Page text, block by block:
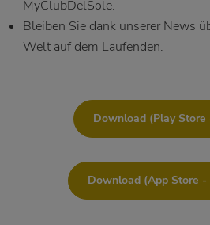
MyClubDelSole.
Bleiben Sie dank unserer News
Welt auf dem Laufenden.
Download (Play Store
Download (App Store -